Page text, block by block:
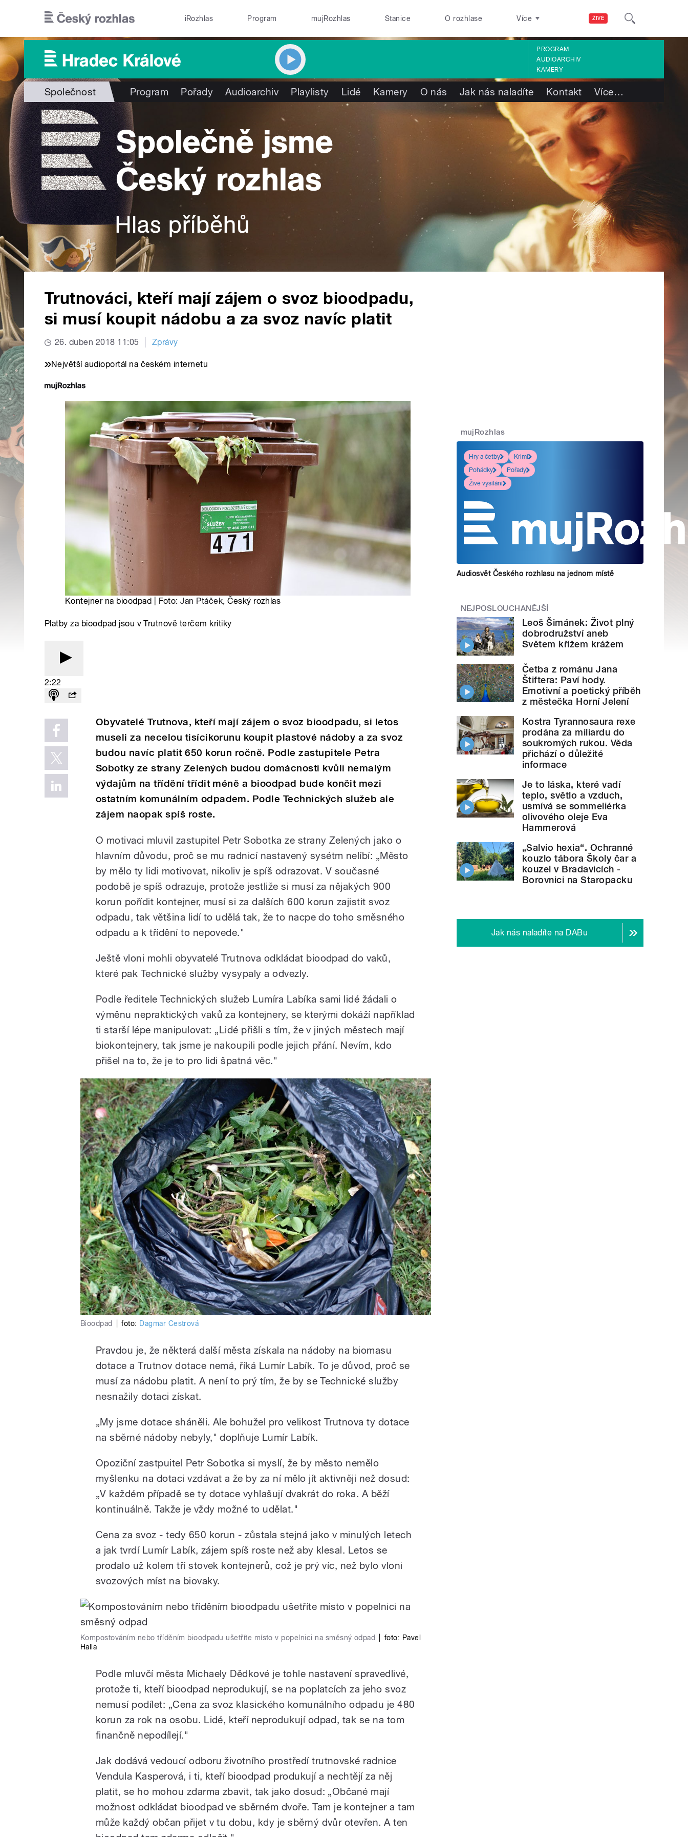
ŽIVĚ
iRozhlas Program mujRozhlas Stanice O rozhlase Více
PROGRAM
AUDIOARCHIV
KAMERY
Společnost Program Pořady Audioarchiv Playlisty Lidé Kamery O nás Jak nás naladíte Kontakt Více…
Trutnováci, kteří mají zájem o svoz bioodpadu,
si musí koupit nádobu a za svoz navíc platit
26. duben 2018 11:05 Zprávy
Největší audioportál na českém internetu
Kontejner na bioodpad | Foto:Jan Ptáček, Český rozhlas
Platby za bioodpad jsou v Trutnově terčem kritiky
2:22
Obyvatelé Trutnova, kteří mají zájem o svoz bioodpadu, si letos
museli za necelou tisícikorunu koupit plastové nádoby a za svoz
budou navíc platit 650 korun ročně. Podle zastupitele Petra
Sobotky ze strany Zelených budou domácnosti kvůli nemalým
výdajům na třídění třídit méně a bioodpad bude končit mezi
ostatním komunálním odpadem. Podle Technických služeb ale
zájem naopak spíš roste.
O motivaci mluvil zastupitel Petr Sobotka ze strany Zelených jako o
hlavním důvodu, proč se mu radnicí nastavený sysétm nelíbí: „Město
by mělo ty lidi motivovat, nikoliv je spíš odrazovat. V současné
podobě je spíš odrazuje, protože jestliže si musí za nějakých 900
korun pořídit kontejner, musí si za dalších 600 korun zajistit svoz
odpadu, tak většina lidí to udělá tak, že to nacpe do toho směsného
odpadu a k třídění to nepovede."
Ještě vloni mohli obyvatelé Trutnova odkládat bioodpad do vaků,
které pak Technické služby vysypaly a odvezly.
Podle ředitele Technických služeb Lumíra Labíka sami lidé žádali o
výměnu nepraktických vaků za kontejnery, se kterými dokáží například
ti starší lépe manipulovat: „Lidé přišli s tím, že v jiných městech mají
biokontejnery, tak jsme je nakoupili podle jejich přání. Nevím, kdo
přišel na to, že je to pro lidi špatná věc."
Bioodpad foto: Dagmar Cestrová
Pravdou je, že některá další města získala na nádoby na biomasu
dotace a Trutnov dotace nemá, říká Lumír Labík. To je důvod, proč se
musí za nádobu platit. A není to prý tím, že by se Technické služby
nesnažily dotaci získat.
„My jsme dotace sháněli. Ale bohužel pro velikost Trutnova ty dotace
na sběrné nádoby nebyly," doplňuje Lumír Labík.
Opoziční zastpuitel Petr Sobotka si myslí, že by město nemělo
myšlenku na dotaci vzdávat a že by za ní mělo jít aktivněji než dosud:
„V každém případě se ty dotace vyhlašují dvakrát do roka. A běží
kontinuálně. Takže je vždy možné to udělat."
Cena za svoz - tedy 650 korun - zůstala stejná jako v minulých letech
a jak tvrdí Lumír Labík, zájem spíš roste než aby klesal. Letos se
prodalo už kolem tří stovek kontejnerů, což je prý víc, než bylo vloni
svozových míst na biovaky.
Kompostováním nebo tříděním bioodpadu ušetříte místo v popelnici na směsný odpad foto: Pavel
Halla
Podle mluvčí města Michaely Dědkové je tohle nastavení spravedlivé,
protože ti, kteří bioodpad neprodukují, se na poplatcích za jeho svoz
nemusí podílet: „Cena za svoz klasického komunálního odpadu je 480
korun za rok na osobu. Lidé, kteří neprodukují odpad, tak se na tom
finančně nepodílejí."
Jak dodává vedoucí odboru životního prostředí trutnovské radnice
Vendula Kasperová, i ti, kteří bioodpad produkují a nechtějí za něj
platit, se ho mohou zdarma zbavit, tak jako dosud: „Občané mají
možnost odkládat bioodpad ve sběrném dvoře. Tam je kontejner a tam
může každý občan přijet v tu dobu, kdy je sběrný dvůr otevřen. A ten
mujRozhlas
Hry a četby
Krimi
Pohádky
Pořady
Živé vysílání
Audiosvět Českého rozhlasu na jednom místě
NEJPOSLOUCHANĚJŠÍ
Leoš Šimánek: Život plný
dobrodružství aneb
Světem křížem krážem
Četba z románu Jana
Štiftera: Paví hody.
Emotivní a poetický příběh
z městečka Horní Jelení
Kostra Tyrannosaura rexe
prodána za miliardu do
soukromých rukou. Věda
přichází o důležité
informace
Je to láska, které vadí
teplo, světlo a vzduch,
usmívá se sommeliérka
olivového oleje Eva
Hammerová
„Salvio hexia“. Ochranné
kouzlo tábora Školy čar a
kouzel v Bradavicích -
Borovnici na Staropacku
Jak nás naladíte na DABu